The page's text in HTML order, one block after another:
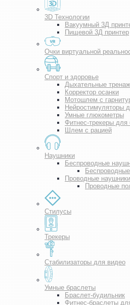
3D Технологии
Вакуумный 3Д
Пищевой 3Д принтер
Очки виртуальной
Спорт и здоровье
Дыхательные
Корректор осанки
Мотошлем с
Нейростимуляторы
Умные глюкометры
Фитнес-трекеры для
Шлем с рацией
Наушники
Беспроводные
Проводные наушники
Проводные
Стилусы
Трекеры
Стабилизаторы для видео
Умные браслеты
Браслет-будильник
Фитнес-браслеты